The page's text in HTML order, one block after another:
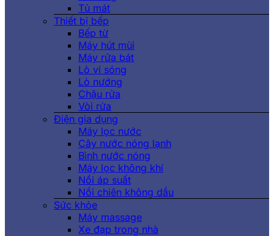
Tủ mát
Thiết bị bếp
Bếp từ
Máy hút mùi
Máy rửa bát
Lò vi sóng
Lò nướng
Chậu rửa
Vòi rửa
Điện gia dụng
Máy lọc nước
Cây nước nóng lạnh
Bình nước nóng
Máy lọc không khí
Nồi áp suất
Nồi chiên không dầu
Sức khỏe
Máy massage
Xe đạp trong nhà